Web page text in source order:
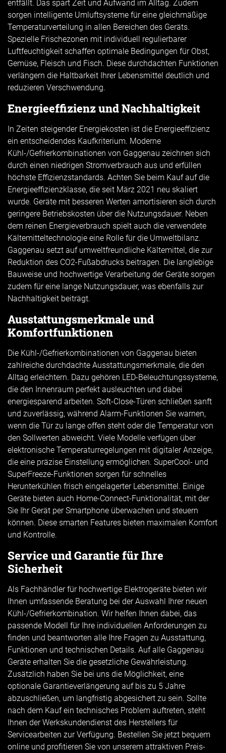
entfällt. Das spart Zeit und Aufwand im Alltag. Zudem
sorgen intelligente Umluftsysteme für eine gleichmäßige
Temperaturverteilung in allen Bereichen des Geräts.
Spezielle Frischezonen mit individuell regulierbarer
Luftfeuchtigkeit schaffen optimale Bedingungen für Obst,
Gemüse, Fleisch und Fisch. Diese durchdachten Funktionen
verlängern die Haltbarkeit Ihrer Lebensmittel deutlich und
reduzieren Verschwendung.
Energieeffizienz und Nachhaltigkeit
In Zeiten steigender Energiekosten ist die Energieeffizienz
ein entscheidendes Kaufkriterium. Moderne
Kühl-/Gefrierkombinationen von Gaggenau zeichnen sich
durch einen niedrigen Stromverbrauch aus und erfüllen
höchste Effizienzstandards. Achten Sie beim Kauf auf die
Energieeffizienzklasse, die seit März 2021 neu skaliert
wurde. Geräte mit besseren Werten amortisieren sich durch
geringere Betriebskosten über die Nutzungsdauer. Neben
dem reinen Energieverbrauch spielt auch die verwendete
Kältemitteltechnologie eine Rolle für die Umweltbilanz.
Gaggenau setzt auf umweltfreundliche Kältemittel, die zur
Reduktion des CO2-Fußabdrucks beitragen. Die langlebige
Bauweise und hochwertige Verarbeitung der Geräte sorgen
zudem für eine lange Nutzungsdauer, was ebenfalls zur
Nachhaltigkeit beiträgt.
Ausstattungsmerkmale und
Komfortfunktionen
Die Kühl-/Gefrierkombinationen von Gaggenau bieten
zahlreiche durchdachte Ausstattungsmerkmale, die den
Alltag erleichtern. Dazu gehören LED-Beleuchtungssysteme,
die den Innenraum perfekt ausleuchten und dabei
energiesparend arbeiten. Soft-Close-Türen schließen sanft
und zuverlässig, während Alarm-Funktionen Sie warnen,
wenn die Tür zu lange offen steht oder die Temperatur von
den Sollwerten abweicht. Viele Modelle verfügen über
elektronische Temperaturregelungen mit digitaler Anzeige,
die eine präzise Einstellung ermöglichen. SuperCool- und
SuperFreeze-Funktionen sorgen für schnelles
Herunterkühlen frisch eingelagerter Lebensmittel. Einige
Geräte bieten auch Home-Connect-Funktionalität, mit der
Sie Ihr Gerät per Smartphone überwachen und steuern
können. Diese smarten Features bieten maximalen Komfort
und Kontrolle.
Service und Garantie für Ihre
Sicherheit
Als Fachhändler für hochwertige Elektrogeräte bieten wir
Ihnen umfassende Beratung bei der Auswahl Ihrer neuen
Kühl-/Gefrierkombination. Wir helfen Ihnen dabei, das
passende Modell für Ihre individuellen Anforderungen zu
finden und beantworten alle Ihre Fragen zu Ausstattung,
Funktionen und technischen Details. Auf alle Gaggenau
Geräte erhalten Sie die gesetzliche Gewährleistung.
Zusätzlich haben Sie bei uns die Möglichkeit, eine
optionale Garantieverlängerung auf bis zu 5 Jahre
abzuschließen, um langfristig abgesichert zu sein. Sollte
nach dem Kauf ein technisches Problem auftreten, steht
Ihnen der Werkskundendienst des Herstellers für
Servicearbeiten zur Verfügung. Bestellen Sie jetzt bequem
online und profitieren Sie von unserem attraktiven Preis-